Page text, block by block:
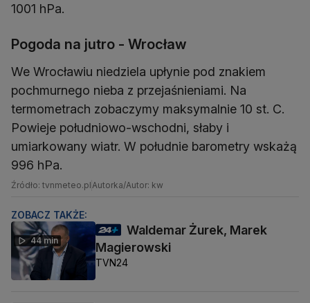
1001 hPa.
Pogoda na jutro - Wrocław
We Wrocławiu niedziela upłynie pod znakiem
pochmurnego nieba z przejaśnieniami. Na
termometrach zobaczymy maksymalnie 10 st. C.
Powieje południowo-wschodni, słaby i
umiarkowany wiatr. W południe barometry wskażą
996 hPa.
Źródło: tvnmeteo.plAutorka/Autor: kw
ZOBACZ TAKŻE:
44 min
Waldemar Żurek, Marek
Magierowski
TVN24